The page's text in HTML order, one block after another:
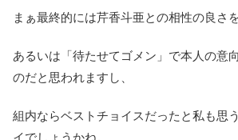
まぁ最終的には芹香斗亜との相性の良さを
あるいは「待たせてゴメン」で本人の意
のだと思われますし、
組内ならベストチョイスだったと私も思
イでしょうかね。